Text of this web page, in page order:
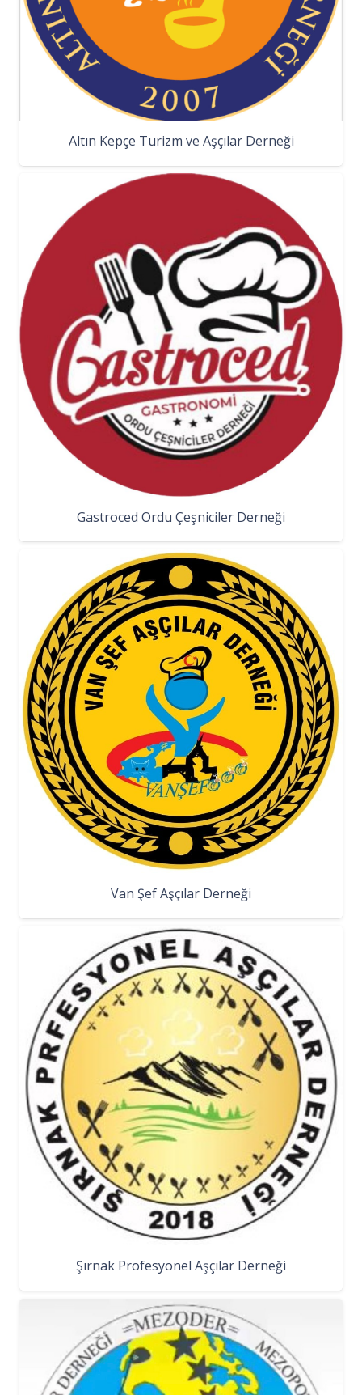
Altın Kepçe Turizm ve Aşçılar Derneği
Gastroced Ordu Çeşniciler Derneği
Van Şef Aşçılar Derneği
Şırnak Profesyonel Aşçılar Derneği